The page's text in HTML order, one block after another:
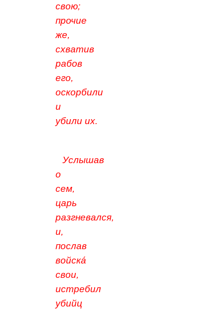
свою;
прочие
же,
схватив
рабов
его,
оскорбили
и
убилиих.
Услышав
о
сем,
царь
разгневался,
и,
послав
войска́
свои,
истребил
убийц